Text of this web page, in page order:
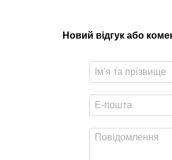
Новий відгук або